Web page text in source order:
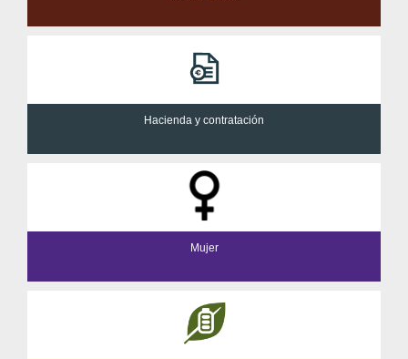
Hacienda y contratación
Mujer